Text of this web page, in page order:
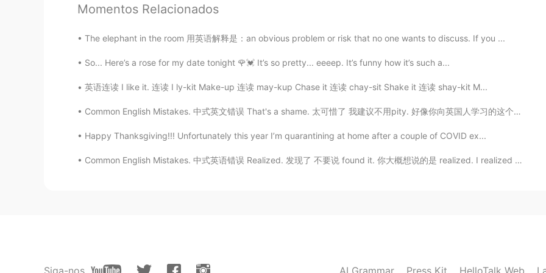
AR JP
@KHALED YEHIA ...عندك حق لكن عامة اللغة العربية خاصة تفضل عدد أقل من الكلمات. إن شئت
أسلوبنا اليوم. فالعرب تنتقي الكلام انتقاءا حتى تستغني بها عن كثرة الهضر.
KHALED YEHIA 2020.06.11 17:42
AR EN
@Hamza Benyamina
😊 ليس دائما قلة الكلمات أفضل يجب أن يظهر التعبير بصورته الشاملة
ليوصل المعنى بطريقة أدق وأفضل
Momentos Relacionados
The elephant in the room 用英语解释是：an obvious problem or risk that no one wants to discuss. If you ...
So... Here’s a rose for my date tonight 🌹💓 It’s so pretty... eeeep. It’s funny how it’s such a...
英语连读 I like it. 连读 I ly-kit Make-up 连读 may-kup Chase it 连读 chay-sit Shake it 连读 shay-kit M...
Common English Mistakes. 中式英文错误 That's a shame. 太可惜了 我建议不用pity. 好像你向英国人学习的这个😂 这个短语也不常用，换成oh no或o...
Happy Thanksgiving!!! Unfortunately this year I’m quarantining at home after a couple of COVID ex...
Common English Mistakes. 中式英语错误 Realized. 发现了 不要说 found it. 你大概想说的是 realized. I realized I di...
Siga-nos AI Grammar Press Kit HelloTalk Web